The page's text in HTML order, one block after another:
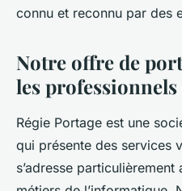
connu et reconnu par des
Notre offre de
les
Régie Portage est une
qui présente des services
s’adresse